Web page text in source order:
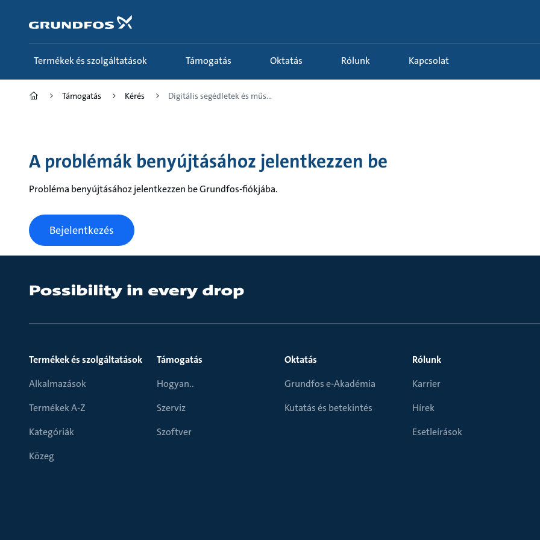
átugrása
Termékek és szolgáltatások Támogatás Oktatás Rólunk Kapcsolat
Támogatás Kérés Digitális segédletek és műs...
A problémák benyújtásához jelentkezzen be
Probléma benyújtásához jelentkezzen be Grundfos-fiókjába.
Bejelentkezés
Termékek és szolgáltatások
Alkalmazások
Termékek A-Z
Kategóriák
Közeg
Támogatás
Hogyan..
Szerviz
Szoftver
Oktatás
Grundfos e-Akadémia
Kutatás és betekintés
Rólunk
Karrier
Hírek
Esetleírások